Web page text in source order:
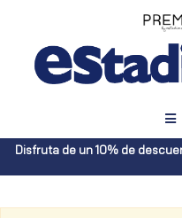
Disfruta de un 10% de